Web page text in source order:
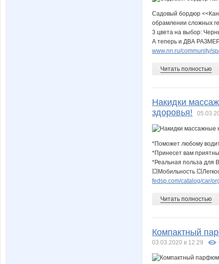
Садовый бордюр
обрамлении сложных
3 цвета на выбор:
А теперь и ДВА
www.nn.ru/community/
Читать полностью
Накидки
здоровья!
*Поможет любому
*Принесет вам
*Реальная польза для
💥Мобильность
fedsp.com/catalog/car/
Читать полностью
Компактный
03.03.2020 в 12:29